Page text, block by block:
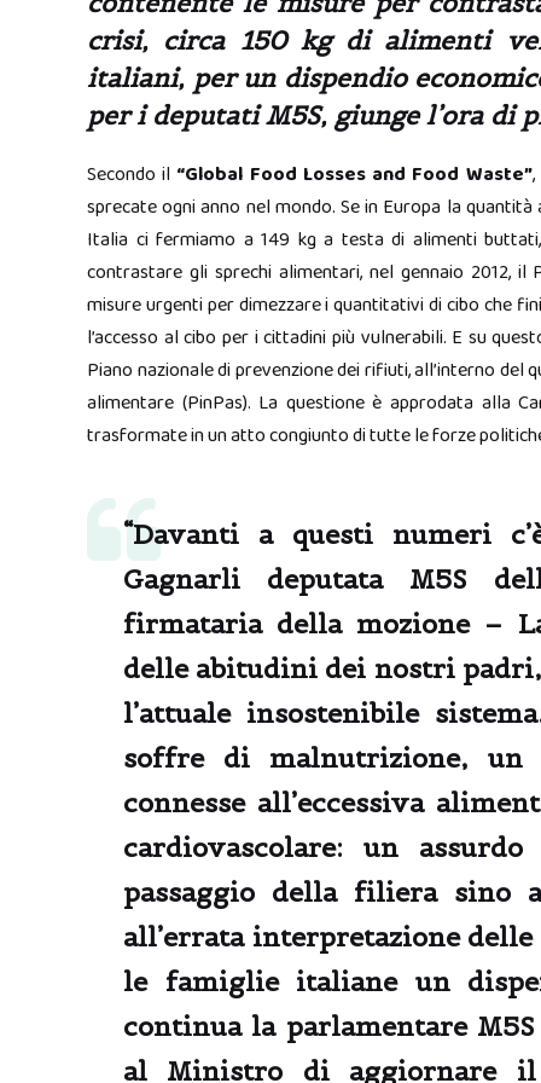
crisi, circa 150 kg di alimenti
italiani, per un dispendio
per i deputati M5S, giunge l’ora di
Secondo il “Global Food Losses and Food Waste”
sprecate ogni anno nel mondo. Se in Europa la
Italia ci fermiamo a 149 kg a testa di alimenti
contrastare gli sprechi alimentari, nel gennaio 2012,
misure urgenti per dimezzare i quantitativi di cibo che
l’accesso al cibo per i cittadini più vulnerabili. E su
Piano nazionale di prevenzione dei rifiuti, all’interno
alimentare (PinPas). La questione è approdata alla
trasformate in un atto congiunto di tutte le forze
“Davanti a questi numeri
Gagnarli deputata M5S
firmataria della mozione –
delle abitudini dei nostri
l’attuale insostenibile
soffre di malnutrizione, un
connesse all’eccessiva
cardiovascolare: un
passaggio della filiera sino
all’errata interpretazione
le famiglie italiane un
continua la parlamentare
al Ministro di aggiornare